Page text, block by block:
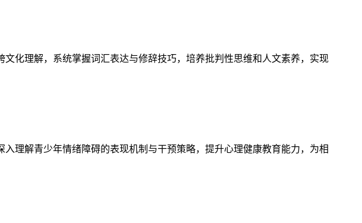
化理解，系统掌握词汇表达与修辞技巧，培养批判性思维和人文素养，实现
理解青少年情绪障碍的表现机制与干预策略，提升心理健康教育能力，为相